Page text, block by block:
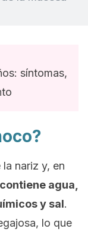
síntomas,
nariz y, en
agua,
y sal.
lo que